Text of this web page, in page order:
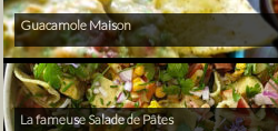
Guacamole Maison
La fameuse Salade de Pâtes